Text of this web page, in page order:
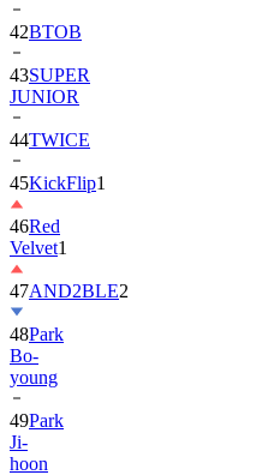
42BTOB
43SUPER
JUNIOR
44TWICE
45KickFlip1
46Red
Velvet1
47AND2BLE2
48Park
Bo-
young
49Park
Ji-
hoon